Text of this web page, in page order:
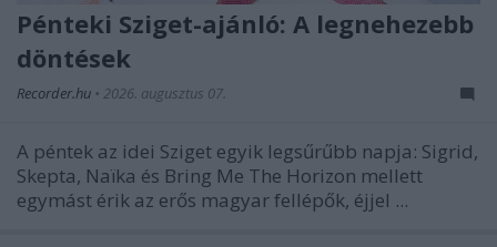
Pénteki Sziget-ajánló: A legnehezebb
döntések
Recorder.hu • 2026. augusztus 07.
A péntek az idei Sziget egyik legsűrűbb napja: Sigrid,
Skepta, Naïka és Bring Me The Horizon mellett
egymást érik az erős magyar fellépők, éjjel ...